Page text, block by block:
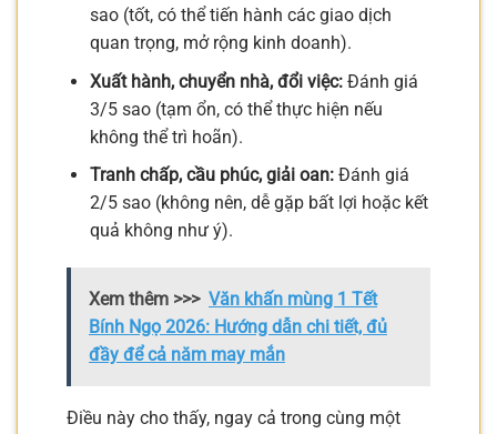
sao (tốt, có thể tiến hành các giao dịch
quan trọng, mở rộng kinh doanh).
Xuất hành, chuyển nhà, đổi việc:Đánh giá
3/5 sao (tạm ổn, có thể thực hiện nếu
không thể trì hoãn).
Tranh chấp, cầu phúc, giải oan:Đánh giá
2/5 sao (không nên, dễ gặp bất lợi hoặc kết
quả không như ý).
Xem thêm >>> Văn khấn mùng 1 Tết
Bính Ngọ 2026: Hướng dẫn chi tiết, đủ
đầy để cả năm may mắn
Điều này cho thấy, ngay cả trong cùng một